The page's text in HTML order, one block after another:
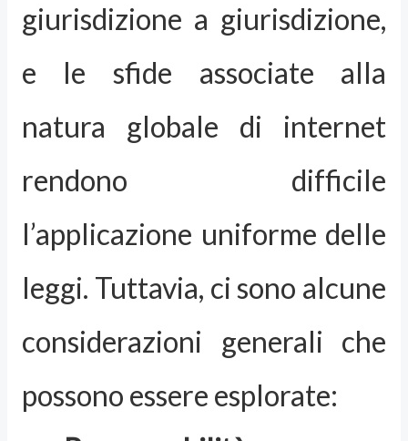
giurisdizione a giurisdizione,
e le sfide associate alla
natura globale di internet
rendono difficile
l’applicazione uniforme delle
leggi. Tuttavia, ci sono alcune
considerazioni generali che
possono essere esplorate: